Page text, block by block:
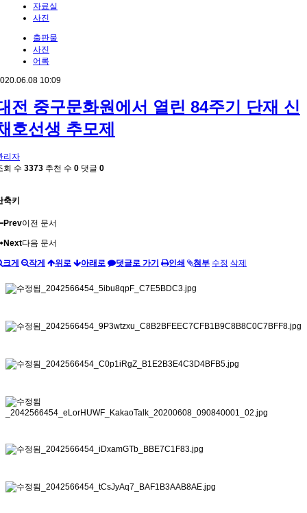
자료실
사진
출판물
사진
어록
10:09
전 중구문화원에서 열린 84주기 단재 신
호선생 추모제
리자
회 수 3373 추천 수 0 댓글 0
축키
Prev이전 문서
Next다음 문서
크게 작게 위로 아래로 댓글로 가기 인쇄 첨부 수정 삭제